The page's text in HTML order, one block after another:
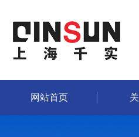
网站首页